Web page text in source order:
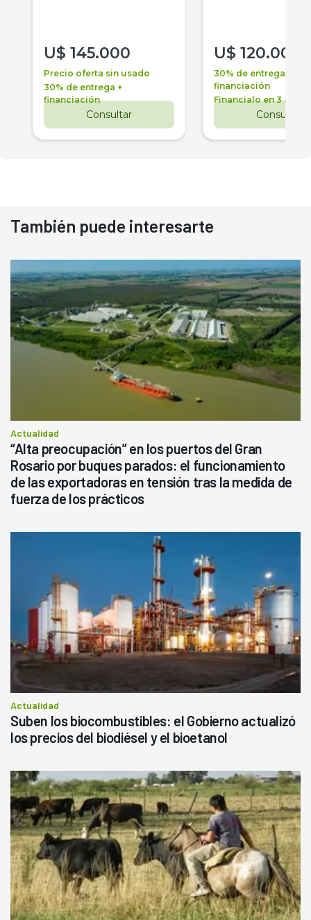
U$ 145.000
Precio oferta sin usado
30% de entrega +
financiación
Consultar
U$ 120.000
30% de entrega +
financiación
Financialo en 3 años
Consultar
También puede interesarte
Actualidad
“Alta preocupación” en los puertos del Gran
Rosario por buques parados: el funcionamiento
de las exportadoras en tensión tras la medida de
fuerza de los prácticos
Actualidad
Suben los biocombustibles: el Gobierno actualizó
los precios del biodiésel y el bioetanol